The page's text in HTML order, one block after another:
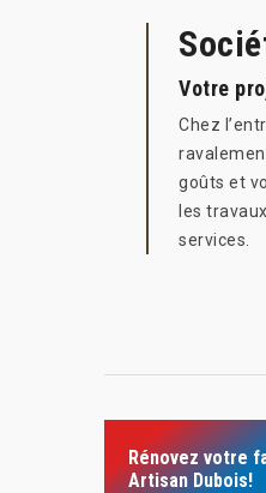
Votre
Chez
goûts et
les
services.
Rénovez votre
Artisan Dubois!